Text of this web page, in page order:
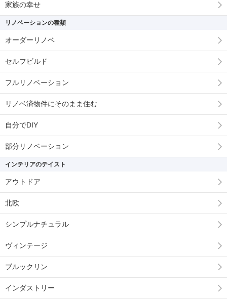
家族の幸せ
リノベーションの種類
オーダーリノベ
セルフビルド
フルリノベーション
リノベ済物件にそのまま住む
自分でDIY
部分リノベーション
インテリアのテイスト
アウトドア
北欧
シンプルナチュラル
ヴィンテージ
ブルックリン
インダストリー